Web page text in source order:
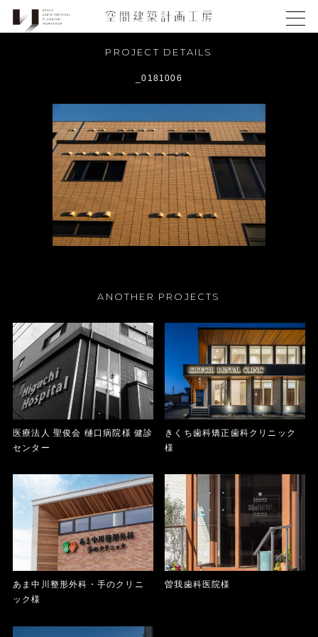
PROJECT DETAILS
_0181006
ANOTHER PROJECTS
医療法人 聖俊会 樋口病院様 健診
センター
きくち歯科矯正歯科クリニック
様
あま中川整形外科・手のクリニ
ック様
曽我歯科医院様